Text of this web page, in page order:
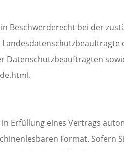
Beschwerderecht bei der
Datenschutzbeauftragten
Erfüllung eines Vertrags
Format. Sofern